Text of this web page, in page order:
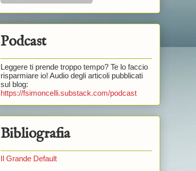
Podcast
Leggere ti prende troppo tempo? Te lo faccio
risparmiare io! Audio degli articoli pubblicati
sul blog:
https://fsimoncelli.substack.com/podcast
Bibliografia
Il Grande Default